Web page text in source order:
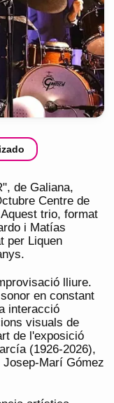
de Galiana,
Centre de
trio, format
i Matías
per Liquen
lliure.
en constant
interacció
visuals de
de l'exposició
(1926-2026),
Marí Gómez